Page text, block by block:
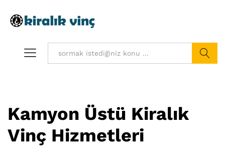
Kamyon Üstü Kiralık
Vinç Hizmetleri